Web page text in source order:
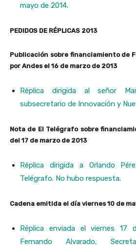
mayo de 2014.
PEDIDOS DE RÉPLICAS 2013
Publicación sobre financiamiento de
por Andes el 16 de marzo de 2013
Réplica dirigida al señor
subsecretario de Innovación y
Nota de El Telégrafo sobre
del 17 de marzo de 2013
Réplica dirigida a Orlando
Telégrafo. No hubo respuesta.
Cadena emitida el día viernes 10 de
Réplica enviada el viernes 17
Fernando Alvarado,